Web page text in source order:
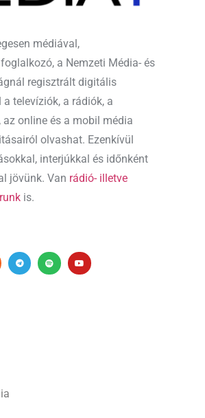
médiával,
a Nemzeti Média- és
regisztrált digitális
televíziók, a rádiók, a
online és a mobil média
olvashat. Ezenkívül
interjúkkal és időnként
jövünk. Van rádió- illetve
is.